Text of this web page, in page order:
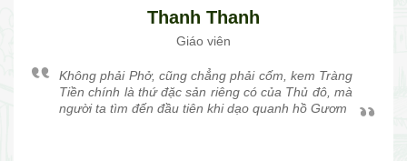
Thanh Thanh
Giáo viên
Không phải Phở, cũng chẳng phải cốm, kem Tràng
Tiền chính là thứ đặc sản riêng có của Thủ đô, mà
người ta tìm đến đầu tiên khi dạo quanh hồ Gươm